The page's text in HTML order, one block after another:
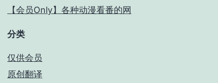
【会员Only】各种动漫看番的网
分类
仅供会员
原创翻译